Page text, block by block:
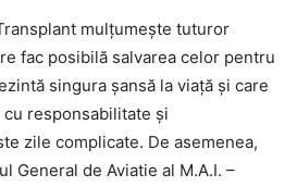
mulţumeşte tuturor
fac posibilă salvarea celor pentru
singura şansă la viaţă şi care
responsabilitate şi
zile complicate. De asemenea,
General de Aviatie al M.A.I. –